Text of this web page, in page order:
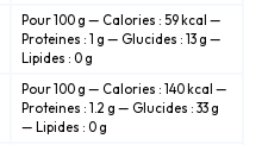
Pour 100 g — Calories : 59 kcal —
Proteines : 1 g — Glucides : 13 g —
Lipides : 0 g
Pour 100 g — Calories : 140 kcal —
Proteines : 1.2 g — Glucides : 33 g
— Lipides : 0 g